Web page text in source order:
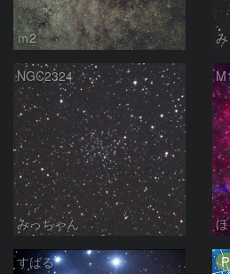
ｍ2
NGC2324
みっちゃん
すばる